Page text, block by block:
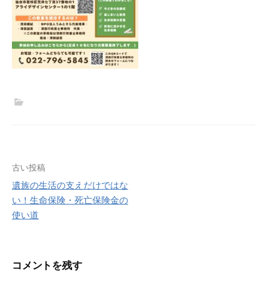
投
稿
ナ
古い投稿
遺族の生活の支えだけではな
い！生命保険・死亡保険金の
使い道
コメントを残す